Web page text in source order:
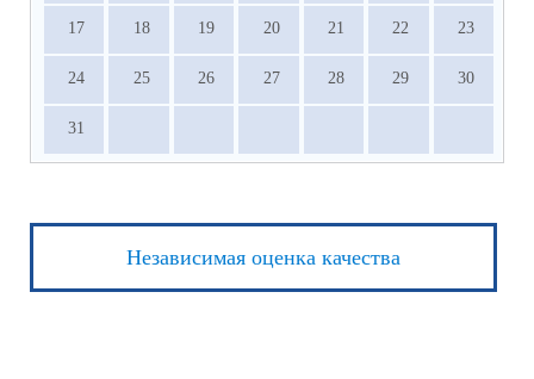
17 18 19 20 21 22 23
24 25 26 27 28 29 30
31
Независимая оценка качества